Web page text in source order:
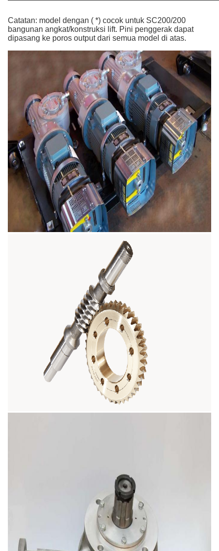
Catatan: model dengan ( *) cocok untuk SC200/200
bangunan angkat/konstruksi lift. Pini penggerak dapat
dipasang ke poros output dari semua model di atas.